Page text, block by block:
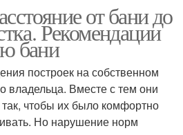
от бани до
Рекомендации
бани
построек на собственном
владельца. Вместе с тем они
чтобы их было комфортно
Но нарушение норм